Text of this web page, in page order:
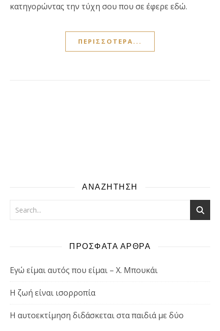
κατηγορώντας την τύχη σου που σε έφερε εδώ.
ΠΕΡΙΣΣΌΤΕΡΑ...
ΑΝΑΖΗΤΗΣΗ
ΠΡΟΣΦΑΤΑ ΑΡΘΡΑ
Εγώ είμαι αυτός που είμαι – Χ. Μπουκάι
Η ζωή είναι ισορροπία
Η αυτοεκτίμηση διδάσκεται στα παιδιά με δύο